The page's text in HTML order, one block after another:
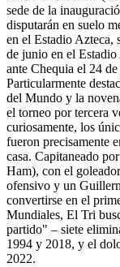
sede de la
disputarán en suelo
en el Estadio Azteca,
de junio en el
ante Chequia el 24
Particularmente
del Mundo y la
el torneo por tercera
curiosamente, los
fueron precisamente
casa. Capitaneado
Ham), con el
ofensivo y un
convertirse en el
Mundiales, El Tri
partido" – siete
1994 y 2018, y el
2022.